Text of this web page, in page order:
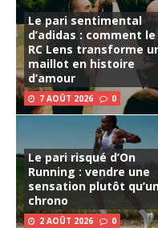
Le pari sentimental
d’adidas : comment le
RC Lens transforme
maillot en histoire
d’amour
7 AOÛT 2026 0
Le pari risqué d’On
Running : vendre une
sensation plutôt
chrono
2 AOÛT 2026 0